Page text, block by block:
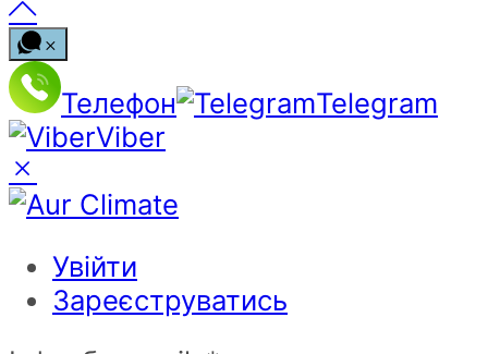
Телефон
Telegram
Viber
Увійти
Зареєструватись